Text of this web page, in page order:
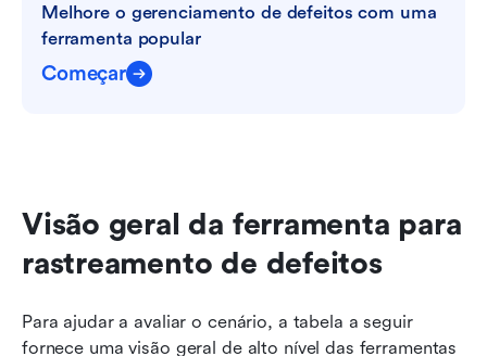
Melhore o gerenciamento de defeitos com uma
ferramenta popular
Começar
Visão geral da ferramenta para
rastreamento de defeitos
Para ajudar a avaliar o cenário, a tabela a seguir
fornece uma visão geral de alto nível das ferramentas